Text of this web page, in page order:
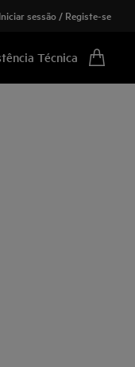
Iniciar sessão / Registe-se
Técnica